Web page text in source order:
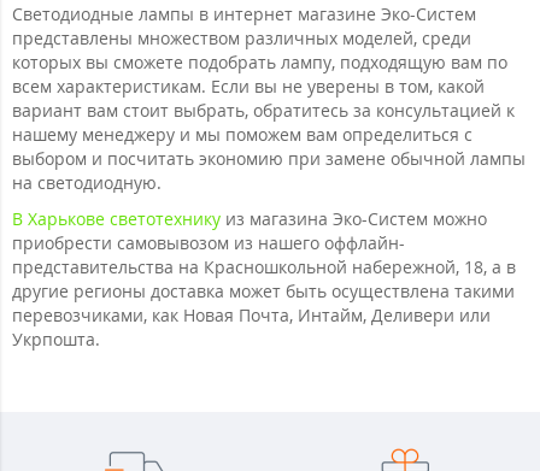
Светодиодные лампы в интернет магазине Эко-Систем
представлены множеством различных моделей, среди
которых вы сможете подобрать лампу, подходящую вам по
всем характеристикам. Если вы не уверены в том, какой
вариант вам стоит выбрать, обратитесь за консультацией к
нашему менеджеру и мы поможем вам определиться с
выбором и посчитать экономию при замене обычной лампы
на светодиодную.
В Харькове светотехнику из магазина Эко-Систем можно
приобрести самовывозом из нашего оффлайн-
представительства на Красношкольной набережной, 18, а в
другие регионы доставка может быть осуществлена такими
перевозчиками, как Новая Почта, Интайм, Деливери или
Укрпошта.